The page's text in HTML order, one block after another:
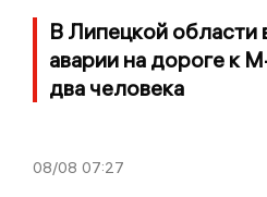
В Липецкой области
аварии на дороге к
два человека
08/08 07:27